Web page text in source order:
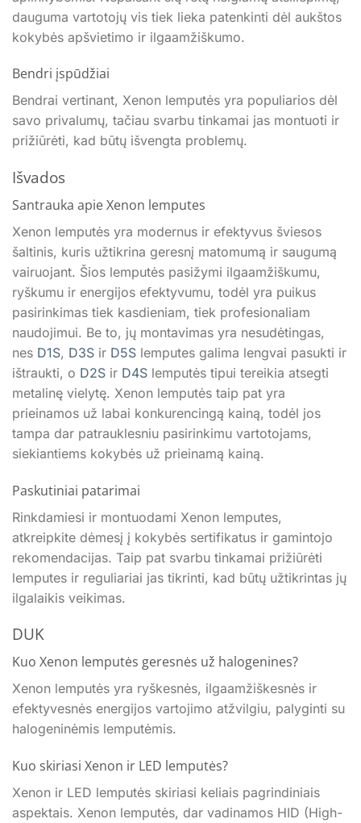
dauguma vartotojų vis tiek lieka patenkinti dėl aukštos
kokybės apšvietimo ir ilgaamžiškumo.
Bendri įspūdžiai
Bendrai vertinant, Xenon lemputės yra populiarios dėl
savo privalumų, tačiau svarbu tinkamai jas montuoti ir
prižiūrėti, kad būtų išvengta problemų.
Išvados
Santrauka apie Xenon lemputes
Xenon lemputės yra modernus ir efektyvus šviesos
šaltinis, kuris užtikrina geresnį matomumą ir saugumą
vairuojant. Šios lemputės pasižymi ilgaamžiškumu,
ryškumu ir energijos efektyvumu, todėl yra puikus
pasirinkimas tiek kasdieniam, tiek profesionaliam
naudojimui. Be to, jų montavimas yra nesudėtingas,
nes D1S, D3S ir D5S lemputes galima lengvai pasukti ir
ištraukti, o D2S ir D4S lemputės tipui tereikia atsegti
metalinę vielytę. Xenon lemputės taip pat yra
prieinamos už labai konkurencingą kainą, todėl jos
tampa dar patrauklesniu pasirinkimu vartotojams,
siekiantiems kokybės už prieinamą kainą.
Paskutiniai patarimai
Rinkdamiesi ir montuodami Xenon lemputes,
atkreipkite dėmesį į kokybės sertifikatus ir gamintojo
rekomendacijas. Taip pat svarbu tinkamai prižiūrėti
lemputes ir reguliariai jas tikrinti, kad būtų užtikrintas jų
ilgalaikis veikimas.
DUK
Kuo Xenon lemputės geresnės už halogenines?
Xenon lemputės yra ryškesnės, ilgaamžiškesnės ir
efektyvesnės energijos vartojimo atžvilgiu, palyginti su
halogeninėmis lemputėmis.
Kuo skiriasi Xenon ir LED lemputės?
Xenon ir LED lemputės skiriasi keliais pagrindiniais
aspektais. Xenon lemputės, dar vadinamos HID (High-